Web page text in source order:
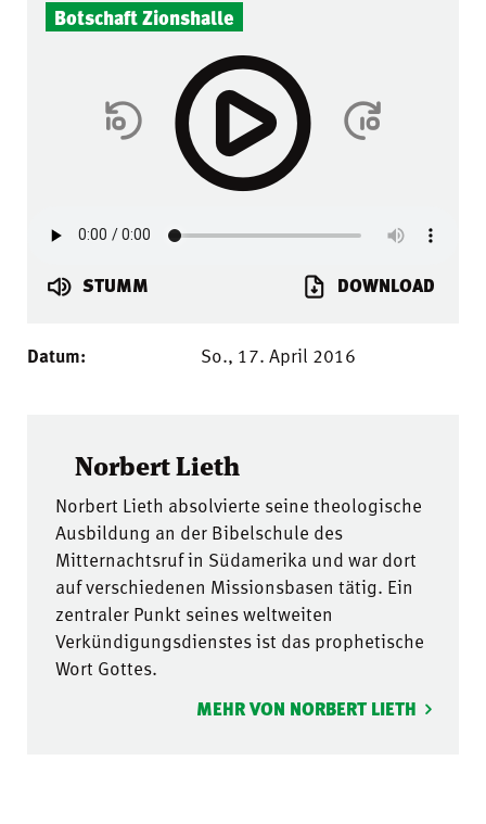
Botschaft Zionshalle
STUMM DOWNLOAD
Datum: So., 17. April 2016
Norbert Lieth
Norbert Lieth absolvierte seine theologische
Ausbildung an der Bibelschule des
Mitternachtsruf in Südamerika und war dort
auf verschiedenen Missionsbasen tätig. Ein
zentraler Punkt seines weltweiten
Verkündigungsdienstes ist das prophetische
Wort Gottes.
MEHR VON NORBERT LIETH